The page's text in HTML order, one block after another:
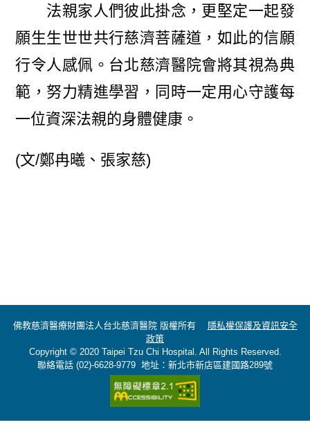
法親家人們彼此掛念，更堅定一起發
願生生世世共行慈濟菩薩道，如此的信願
行令人感佩。台北慈濟醫院會將其視為典
範，努力精進學習，同時一定用心守護每
一位資深法親的身體健康。
(文/鄭冉曦、張家慈)
佛教慈濟醫療財團法人台北慈濟醫院 版權所有 隱私權保護及資訊安全
政策
Copyright © 2020 Taipei Tzu Chi Hospital. All Rights Reserved.
聯絡電話 (02)-6628-9779 地址：新北市新店區建國路289號